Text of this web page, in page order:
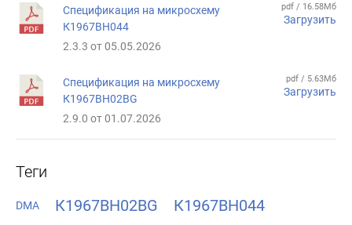
Спецификация на микросхему
К1967ВН044
2.3.3 от 05.05.2026
pdf / 16.58Мб
Загрузить
Спецификация на микросхему
К1967ВН02BG
2.9.0 от 01.07.2026
pdf / 5.63Мб
Загрузить
Теги
DMA К1967ВН02BG К1967ВН044